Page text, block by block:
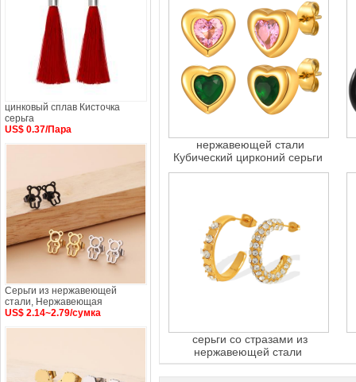
нержавеющей стали
Кубический цирконий серьги
серьги со стразами из
нержавеющей стали
цинковый сплав Кисточка
серьга
US$ 0.37/Пара
Серьги из нержавеющей
стали, Нержавеющая
US$ 2.14~2.79/сумка